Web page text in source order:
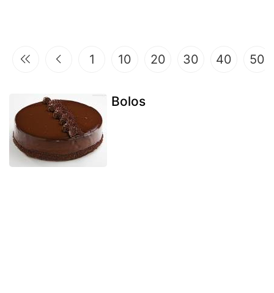
1 10 20 30 40 50
Bolos